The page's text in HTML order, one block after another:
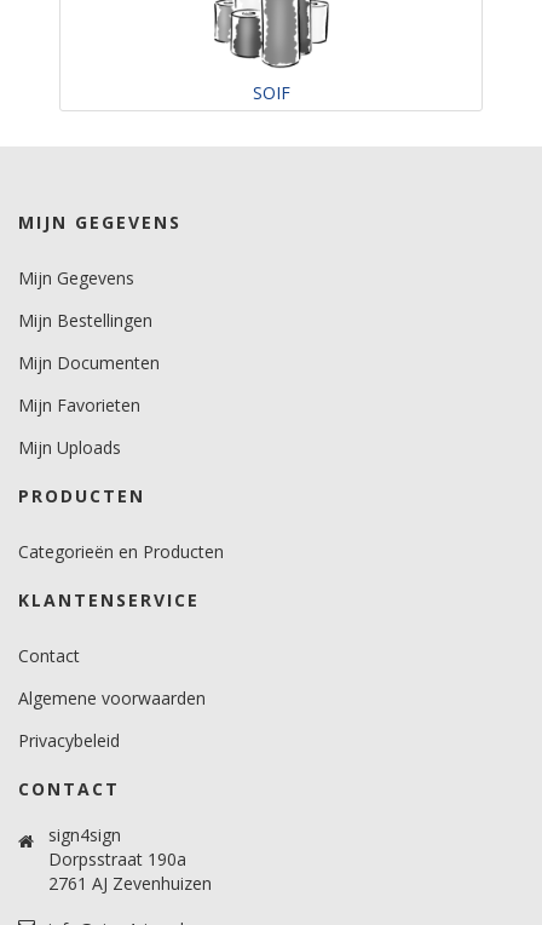
SOIF
MIJN GEGEVENS
Mijn Gegevens
Mijn Bestellingen
Mijn Documenten
Mijn Favorieten
Mijn Uploads
PRODUCTEN
Categorieën en Producten
KLANTENSERVICE
Contact
Algemene voorwaarden
Privacybeleid
CONTACT
sign4sign
Dorpsstraat 190a
2761 AJ Zevenhuizen